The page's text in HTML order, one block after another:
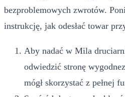
bezproblemowych zwrotów.
instrukcję, jak odesłać towar
Aby nadać w Mila
odwiedzić stronę
mógł skorzystać z pełnej